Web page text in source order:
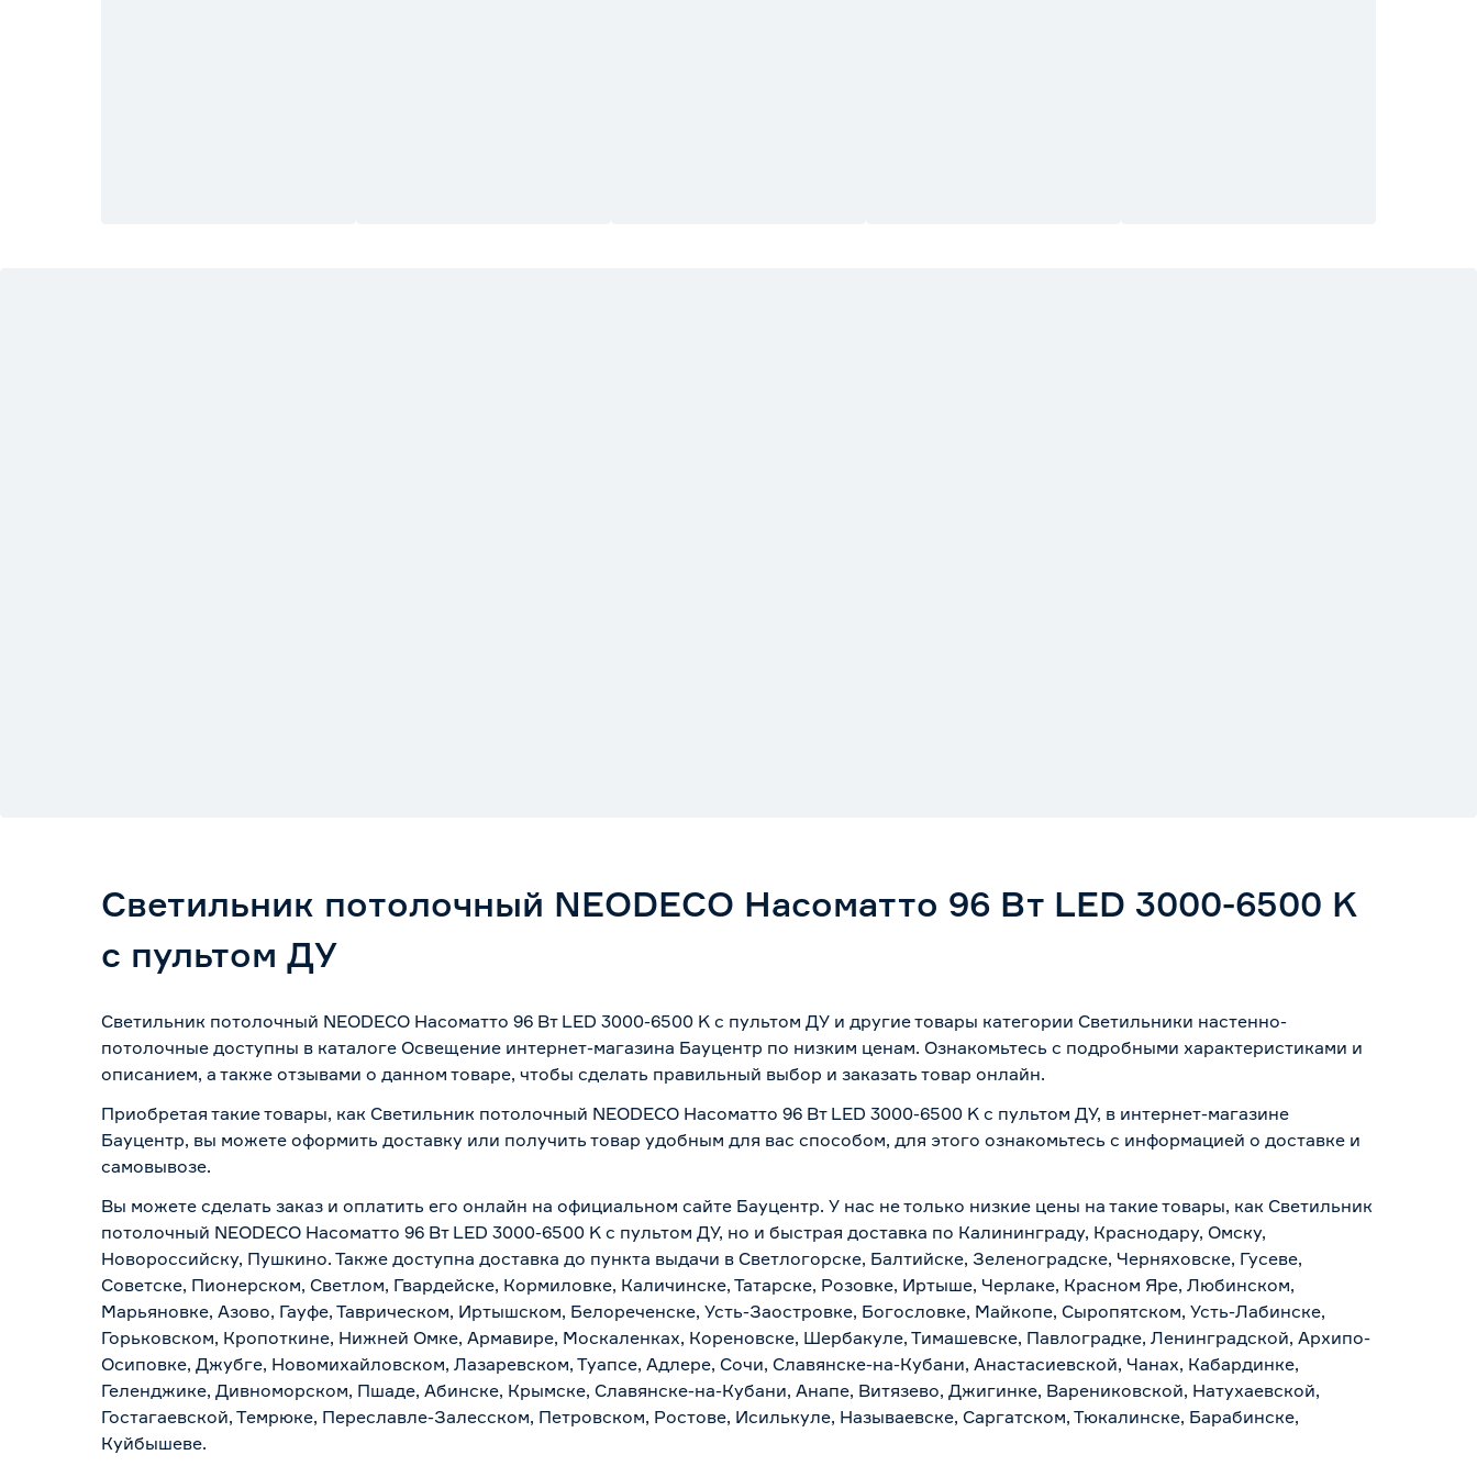
Светильник потолочный NEODECO Насоматто 96 Вт LED 3000-6500 K
с пультом ДУ
Светильник потолочный NEODECO Насоматто 96 Вт LED 3000-6500 K с пультом ДУ и другие товары категории Светильники настенно-
потолочные доступны в каталоге Освещение интернет-магазина Бауцентр по низким ценам. Ознакомьтесь с подробными характеристиками и
описанием, а также отзывами о данном товаре, чтобы сделать правильный выбор и заказать товар онлайн.
Приобретая такие товары, как Светильник потолочный NEODECO Насоматто 96 Вт LED 3000-6500 K с пультом ДУ, в интернет-магазине
Бауцентр, вы можете оформить доставку или получить товар удобным для вас способом, для этого ознакомьтесь с информацией о доставке и
самовывозе.
Вы можете сделать заказ и оплатить его онлайн на официальном сайте Бауцентр. У нас не только низкие цены на такие товары, как Светильник
потолочный NEODECO Насоматто 96 Вт LED 3000-6500 K с пультом ДУ, но и быстрая доставка по Калининграду, Краснодару, Омску,
Новороссийску, Пушкино. Также доступна доставка до пункта выдачи в Светлогорске, Балтийске, Зеленоградске, Черняховске, Гусеве,
Советске, Пионерском, Светлом, Гвардейске, Кормиловке, Каличинске, Татарске, Розовке, Иртыше, Черлаке, Красном Яре, Любинском,
Марьяновке, Азово, Гауфе, Таврическом, Иртышском, Белореченске, Усть-Заостровке, Богословке, Майкопе, Сыропятском, Усть-Лабинске,
Горьковском, Кропоткине, Нижней Омке, Армавире, Москаленках, Кореновске, Шербакуле, Тимашевске, Павлоградке, Ленинградской, Архипо-
Осиповке, Джубге, Новомихайловском, Лазаревском, Туапсе, Адлере, Сочи, Славянске-на-Кубани, Анастасиевской, Чанах, Кабардинке,
Геленджике, Дивноморском, Пшаде, Абинске, Крымске, Славянске-на-Кубани, Анапе, Витязево, Джигинке, Варениковской, Натухаевской,
Гостагаевской, Темрюке, Переславле-Залесском, Петровском, Ростове, Исилькуле, Называевске, Саргатском, Тюкалинске, Барабинске,
Куйбышеве.